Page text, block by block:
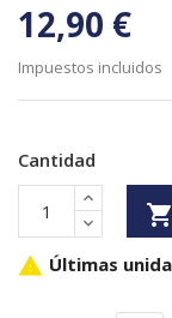
12,90 €
Impuestos incluidos
Cantidad

 Últimas